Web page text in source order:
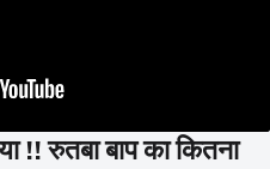
!! रुतबा बाप का कितना